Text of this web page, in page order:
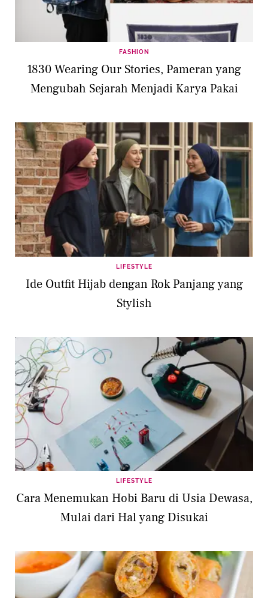
FASHION
1830 Wearing Our Stories, Pameran yang
Mengubah Sejarah Menjadi Karya Pakai
LIFESTYLE
Ide Outfit Hijab dengan Rok Panjang yang
Stylish
LIFESTYLE
Cara Menemukan Hobi Baru di Usia Dewasa,
Mulai dari Hal yang Disukai